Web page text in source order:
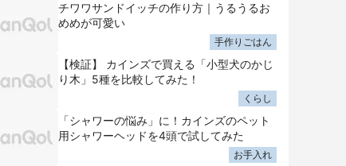
チワワサンドイッチの作り方｜うるうるお
めめが可愛い
手作りごはん
【検証】 カインズで買える「小型犬のかじ
り木」5種を比較してみた！
くらし
「シャワーの悩み」に！カインズのペット
用シャワーヘッドを4頭で試してみた
お手入れ